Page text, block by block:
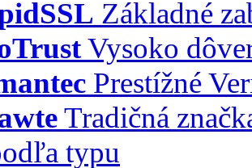
Základné
Vysoko
Prestížné
Tradičná
typu